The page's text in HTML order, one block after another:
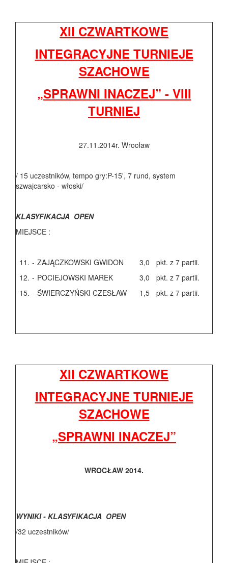
XII CZWARTKOWE
INTEGRACYJNE TURNIEJE
SZACHOWE
„SPRAWNI INACZEJ” - VIII
TURNIEJ
27.11.2014r. Wrocław
/ 15 uczestników, tempo gry:P-15', 7 rund, system
szwajcarsko - włoski/
KLASYFIKACJA OPEN
MIEJSCE :
11. - ZAJĄCZKOWSKI GWIDON 3,0
pkt. z 7 partii.
12. - POCIEJOWSKI MAREK 3,0
pkt. z 7 partii.
15. - ŚWIERCZYŃSKI CZESŁAW 1,5 pkt. z 7 partii.
XII CZWARTKOWE
INTEGRACYJNE TURNIEJE
SZACHOWE
„SPRAWNI INACZEJ”
WROCŁAW 2014.
WYNIKI - KLASYFIKACJA OPEN
/32 uczestników/